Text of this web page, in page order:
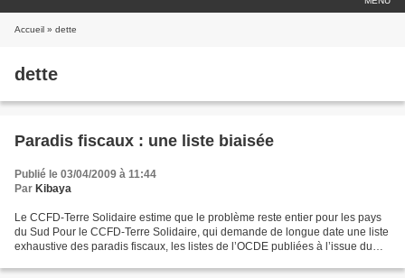
Accueil » dette
dette
Paradis fiscaux : une liste biaisée
Publié le 03/04/2009 à 11:44
Par Kibaya
Le CCFD-Terre Solidaire estime que le problème reste entier pour les pays
du Sud Pour le CCFD-Terre Solidaire, qui demande de longue date une liste
exhaustive des paradis fiscaux, les listes de l’OCDE publiées à l’issue du